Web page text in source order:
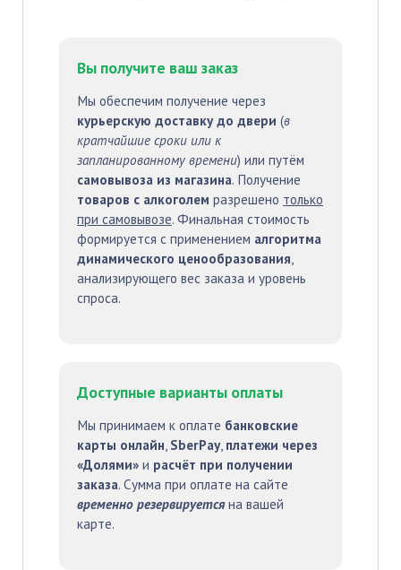
Вы получите ваш заказ
Мы обеспечим получение через
курьерскую доставку до двери (в
кратчайшие сроки или к
запланированному времени) или путём
самовывоза из магазина. Получение
товаров с алкоголем разрешено только
при самовывозе. Финальная стоимость
формируется с применением алгоритма
динамического ценообразования,
анализирующего вес заказа и уровень
спроса.
Доступные варианты оплаты
Мы принимаем к оплате банковские
карты онлайн, SberPay, платежи через
«Долями» и расчёт при получении
заказа. Сумма при оплате на сайте
временно резервируетсяна вашей
карте.